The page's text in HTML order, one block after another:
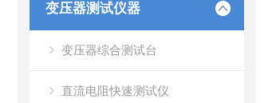
变压器测试仪器
变压器综合测试台
直流电阻快速测试仪